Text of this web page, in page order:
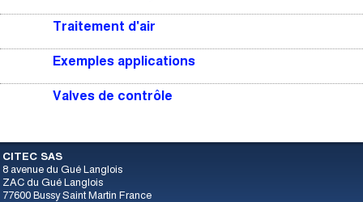
Traitement d'air
Exemples applications
Valves de contrôle
CITEC SAS
8 avenue du Gué Langlois
ZAC du Gué Langlois
77600 Bussy Saint Martin France